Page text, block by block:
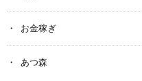
お金稼ぎ
あつ森